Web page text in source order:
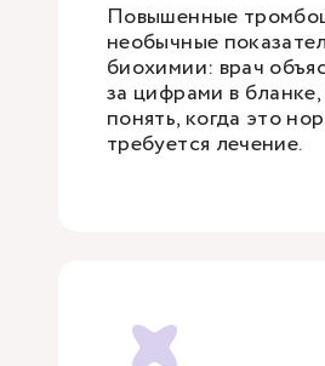
Повышенные
необычные
биохимии: врач
за цифрами в
понять, когда это
требуется лечение.